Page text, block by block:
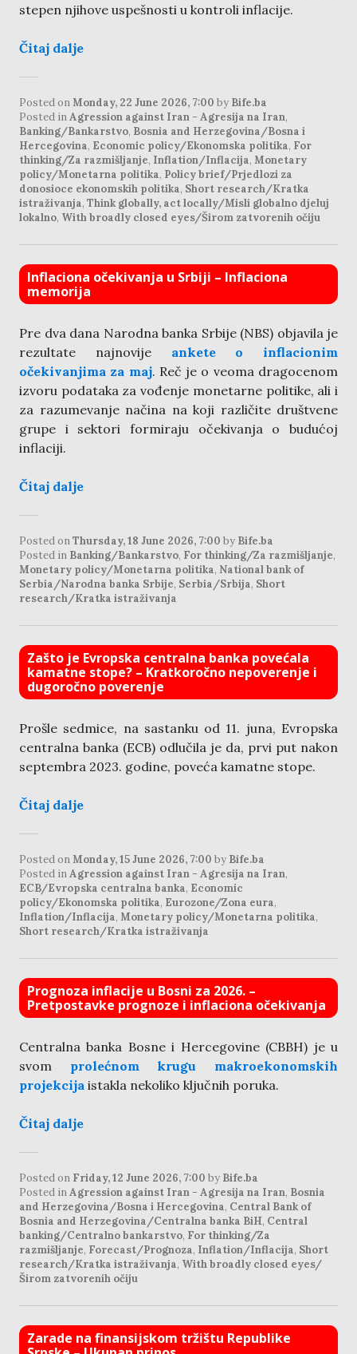
stepen njihove uspešnosti u kontroli inflacije.
Čitaj dalje
Posted on Monday, 22 June 2026, 7:00 by Bife.ba
Posted inAgression against Iran - Agresija na Iran,
Banking/Bankarstvo, Bosnia and Herzegovina/Bosna i
Hercegovina, Economic policy/Ekonomska politika, For
thinking/Za razmišljanje, Inflation/Inflacija, Monetary
policy/Monetarna politika, Policy brief/Prjedlozi za
donosioce ekonomskih politika, Short research/Kratka
istraživanja, Think globally, act locally/Misli globalno djeluj
lokalno, With broadly closed eyes/Širom zatvorenih očiju
Inflaciona očekivanja u Srbiji – Inflaciona
memorija
Pre dva dana Narodna banka Srbije (NBS) objavila je
rezultate najnovije ankete o inflacionim
očekivanjima za maj. Reč je o veoma dragocenom
izvoru podataka za vođenje monetarne politike, ali i
za razumevanje načina na koji različite društvene
grupe i sektori formiraju očekivanja o budućoj
inflaciji.
Čitaj dalje
Posted onThursday, 18 June 2026, 7:00 by Bife.ba
Posted in Banking/Bankarstvo, For thinking/Za razmišljanje,
Monetary policy/Monetarna politika, National bank of
Serbia/Narodna banka Srbije, Serbia/Srbija, Short
research/Kratka istraživanja
Zašto je Evropska centralna banka povećala
kamatne stope? – Kratkoročno nepoverenje i
dugoročno poverenje
Prošle sedmice, na sastanku od 11. juna, Evropska
centralna banka (ECB) odlučila je da, prvi put nakon
septembra 2023. godine, poveća kamatne stope.
Čitaj dalje
Posted on Monday, 15 June 2026, 7:00 by Bife.ba
Posted inAgression against Iran - Agresija na Iran,
ECB/Evropska centralna banka, Economic
policy/Ekonomska politika, Eurozone/Zona eura,
Inflation/Inflacija, Monetary policy/Monetarna politika,
Short research/Kratka istraživanja
Prognoza inflacije u Bosni za 2026. –
Pretpostavke prognoze i inflaciona očekivanja
Centralna banka Bosne i Hercegovine (CBBH) je u
svom prolećnom krugu makroekonomskih
projekcija istakla nekoliko ključnih poruka.
Čitaj dalje
Posted on Friday, 12 June 2026, 7:00 by Bife.ba
Posted inAgression against Iran - Agresija na Iran, Bosnia
and Herzegovina/Bosna i Hercegovina, Central Bank of
Bosnia and Herzegovina/Centralna banka BiH, Central
banking/Centralno bankarstvo, For thinking/Za
razmišljanje, Forecast/Prognoza, Inflation/Inflacija, Short
research/Kratka istraživanja, With broadly closed eyes/
Širom zatvorenih očiju
Zarade na finansijskom tržištu Republike